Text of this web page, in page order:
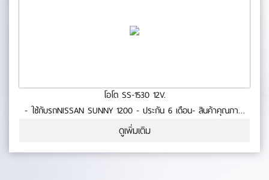
โอโต SS-1530 12V.
- ใช้กับรถNISSAN SUNNY 1200 - ประกัน 6 เดือน- สินค้าคุณภาพ
No.0-73-23
ดูเพิ่มเติม